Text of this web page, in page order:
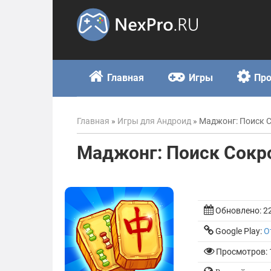
Главная Игры
Главная » Игры для Андроид » Маджонг: Поиск
Маджонг: Поиск
Обновлено:
Google Play:
Просмотров: